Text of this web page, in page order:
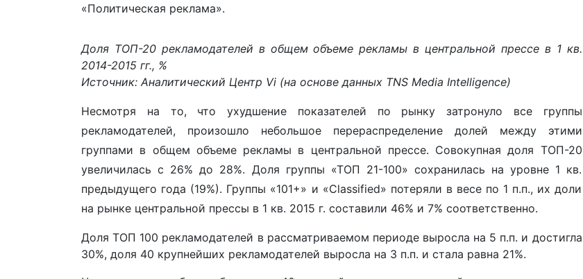
«Политическая реклама».
Доля ТОП-20 рекламодателей в общем объеме рекламы в центральной прессе в 1 кв.
2014-2015 гг., %
Источник: Аналитический Центр Vi (на основе данных TNS Media Intelligence)
Несмотря на то, что ухудшение показателей по рынку затронуло все группы
рекламодателей, произошло небольшое перераспределение долей между этими
группами в общем объеме рекламы в центральной прессе. Совокупная доля ТОП-20
увеличилась с 26% до 28%. Доля группы «ТОП 21-100» сохранилась на уровне 1 кв.
предыдущего года (19%). Группы «101+» и «Classified» потеряли в весе по 1 п.п., их доли
на рынке центральной прессы в 1 кв. 2015 г. составили 46% и 7% соответственно.
Доля ТОП 100 рекламодателей в рассматриваемом периоде выросла на 5 п.п. и достигла
30%, доля 40 крупнейших рекламодателей выросла на 3 п.п. и стала равна 21%.